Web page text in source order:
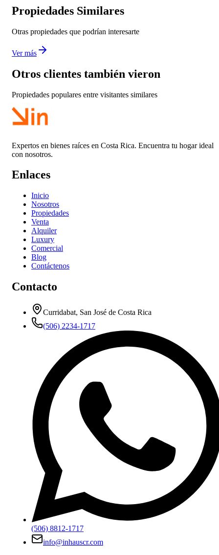
Propiedades Similares
Otras propiedades que podrían interesarte
Ver más
Otros clientes también vieron
Propiedades populares entre visitantes similares
Expertos en bienes raíces en Costa Rica. Encuentra tu hogar ideal
con nosotros.
Enlaces
Inicio
Nosotros
Propiedades
Venta
Alquiler
Luxury
Comercial
Blog
Contáctenos
Contacto
Curridabat, San José de Costa Rica
(506) 2234-1717
(506) 8812-1717
info@inhauscr.com